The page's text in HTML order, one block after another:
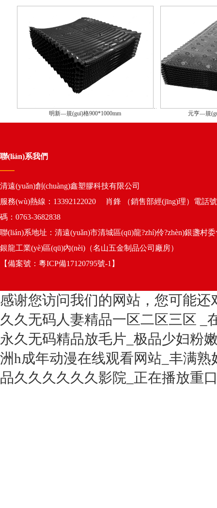
明新—規(guī)格900*1000mm 元亨—規
聯(lián)系我們
清遠(yuǎn)創(chuàng)鑫塑膠科技有限公司
服務(wù)熱線：13392122020 肖鋒 （銷售部經(jīng)理）電話號
碼：0763-3682838
聯(lián)系地址：清遠(yuǎn)市清城區(qū)龍?zhí)伶?zhèn)銀盞村
銀龍工業(yè)區(qū)內(nèi)（名山五金制品公司廠房）
【備案號： 粵ICP備17120795號-1】
感谢您访问我们的网站，您可能还
久久无码人妻精品一区二区三区 _
永久无码精品放毛片_极品少妇粉
洲h成年动漫在线观看网站_丰满
品久久久久久久影院_正在播放重